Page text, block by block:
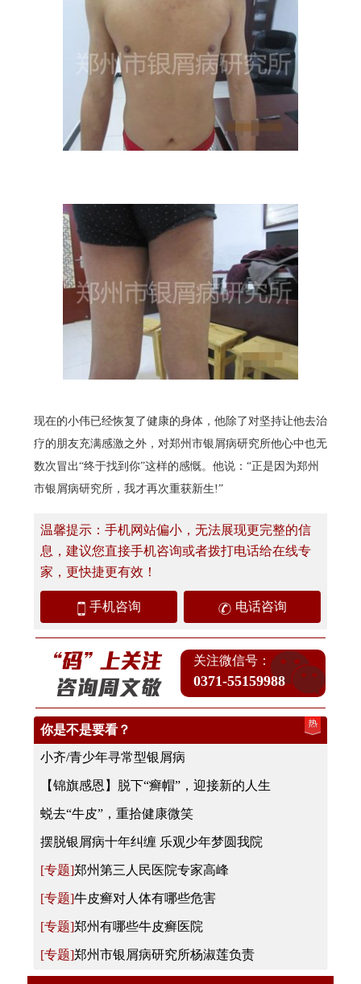
现在的小伟已经恢复了健康的身体，他除了对坚持让他去治
疗的朋友充满感激之外，对郑州市银屑病研究所他心中也无
数次冒出“终于找到你”这样的感慨。他说：“正是因为郑州
市银屑病研究所，我才再次重获新生!”
温馨提示：手机网站偏小，无法展现更完整的信
息，建议您直接手机咨询或者拨打电话给在线专
家，更快捷更有效！
手机咨询 电话咨询
关注微信号：
0371-55159988
你是不是要看？
小齐/青少年寻常型银屑病
【锦旗感恩】脱下“癣帽”，迎接新的人生
蜕去“牛皮”，重拾健康微笑
摆脱银屑病十年纠缠 乐观少年梦圆我院
郑州第三人民医院专家高峰
牛皮癣对人体有哪些危害
郑州有哪些牛皮癣医院
郑州市银屑病研究所杨淑莲负责